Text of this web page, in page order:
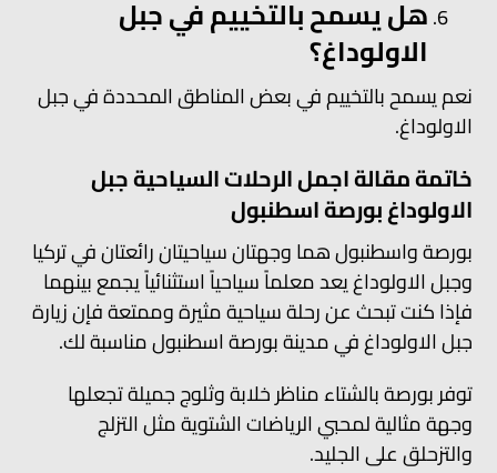
هل يسمح بالتخييم في جبل
الاولوداغ؟
نعم يسمح بالتخييم في بعض المناطق المحددة في جبل
الاولوداغ.
خاتمة مقالة اجمل الرحلات السياحية جبل
الاولوداغ بورصة اسطنبول
بورصة واسطنبول هما وجهتان سياحيتان رائعتان في تركيا
وجبل الاولوداغ يعد معلماً سياحياً استثنائياً يجمع بينهما
فإذا كنت تبحث عن رحلة سياحية مثيرة وممتعة فإن زيارة
جبل الاولوداغ في مدينة بورصة اسطنبول مناسبة لك.
توفر بورصة بالشتاء مناظر خلابة وثلوج جميلة تجعلها
وجهة مثالية لمحبي الرياضات الشتوية مثل التزلج
والتزحلق على الجليد.